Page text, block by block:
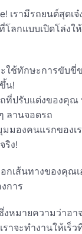
เรามีรถยนต์สุดเจ๋
ลกแบบเปิดโล่งใ
ใช้ทักษะการขับขี่
น!
ที่ปรับแต่งของคุณ
ลานจอดรถ
มองคนแรกของเ
ริง!
กเส้นทางของคุณ
การ
งหมายความว่าอ
าจะทำงานให้เร็